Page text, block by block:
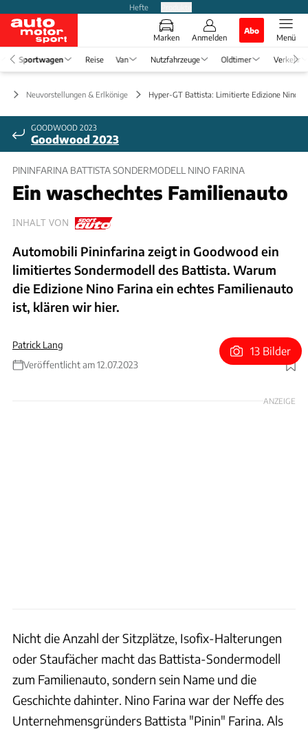
Hefte
Marken Anmelden
Abo
Menü
Sportwagen Reise Van Nutzfahrzeuge Oldtimer Verkehr
Neuvorstellungen & Erlkönige Hyper-GT Battista: Limitierte Edizione Nino
GOODWOOD 2023
Goodwood 2023
PININFARINA BATTISTA SONDERMODELL NINO FARINA
Ein waschechtes Familienauto
INHALT VON
Automobili Pininfarina zeigt in Goodwood ein
limitiertes Sondermodell des Battista. Warum
die Edizione Nino Farina ein echtes Familienauto
ist, klären wir hier.
Patrick Lang
Veröffentlicht am 12.07.2023
Foto: Automobili Pininfarina / Patrick Lang
13 Bilder
ANZEIGE
Nicht die Anzahl der Sitzplätze, Isofix-Halterungen
oder Staufächer macht das Battista-Sondermodell
zum Familienauto, sondern sein Name und die
Geschichte dahinter. Nino Farina war der Neffe des
Unternehmensgründers Battista "Pinin" Farina. Als